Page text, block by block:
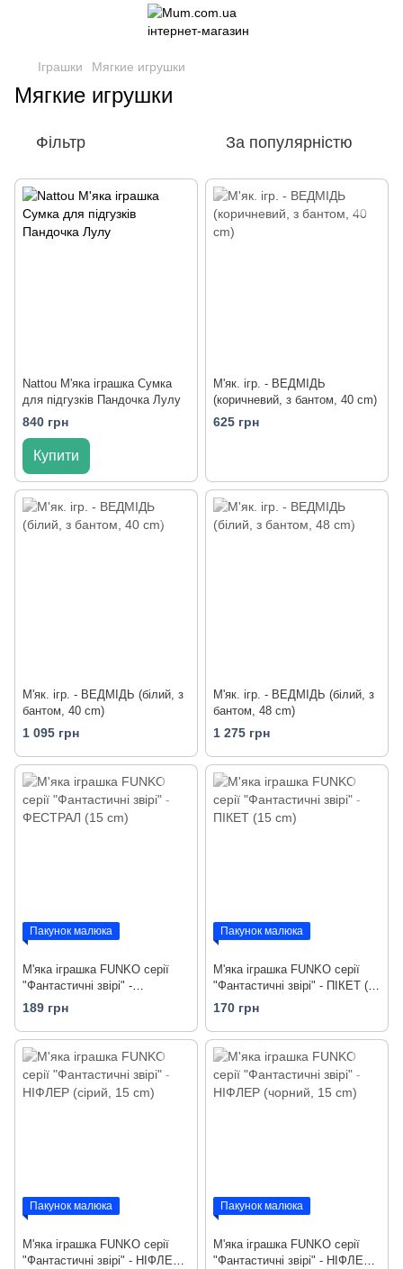
Іграшки Мягкие игрушки
Мягкие игрушки
Фільтр За популярністю
Nattou М'яка іграшка Сумка
для підгузків Пандочка Лулу
840 грн
Купити
M'як. ігр. - ВЕДМІДЬ
(коричневий, з бантом, 40 cm)
625 грн
M'як. ігр. - ВЕДМІДЬ (білий, з
бантом, 40 cm)
1 095 грн
M'як. ігр. - ВЕДМІДЬ (білий, з
бантом, 48 cm)
1 275 грн
Пакунок малюка
М'яка іграшка FUNKO серії
"Фантастичні звірі" -
ФЕСТРАЛ (15 cm)
189 грн
Пакунок малюка
М'яка іграшка FUNKO серії
"Фантастичні звірі" - ПІКЕТ (15
cm)
170 грн
Пакунок малюка
М'яка іграшка FUNKO серії
"Фантастичні звірі" - НІФЛЕР
Пакунок малюка
М'яка іграшка FUNKO серії
"Фантастичні звірі" - НІФЛЕР